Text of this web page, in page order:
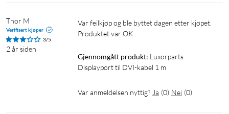
Thor M
Verifisert kjøper
3/5
2 år siden
Var feilkjøp og ble byttet dagen etter kjøpet.
Produktet var OK
Gjennomgått produkt: Luxorparts
Displayport til DVI-kabel 1 m
Var anmeldelsen nyttig? Ja (0) Nei (0)